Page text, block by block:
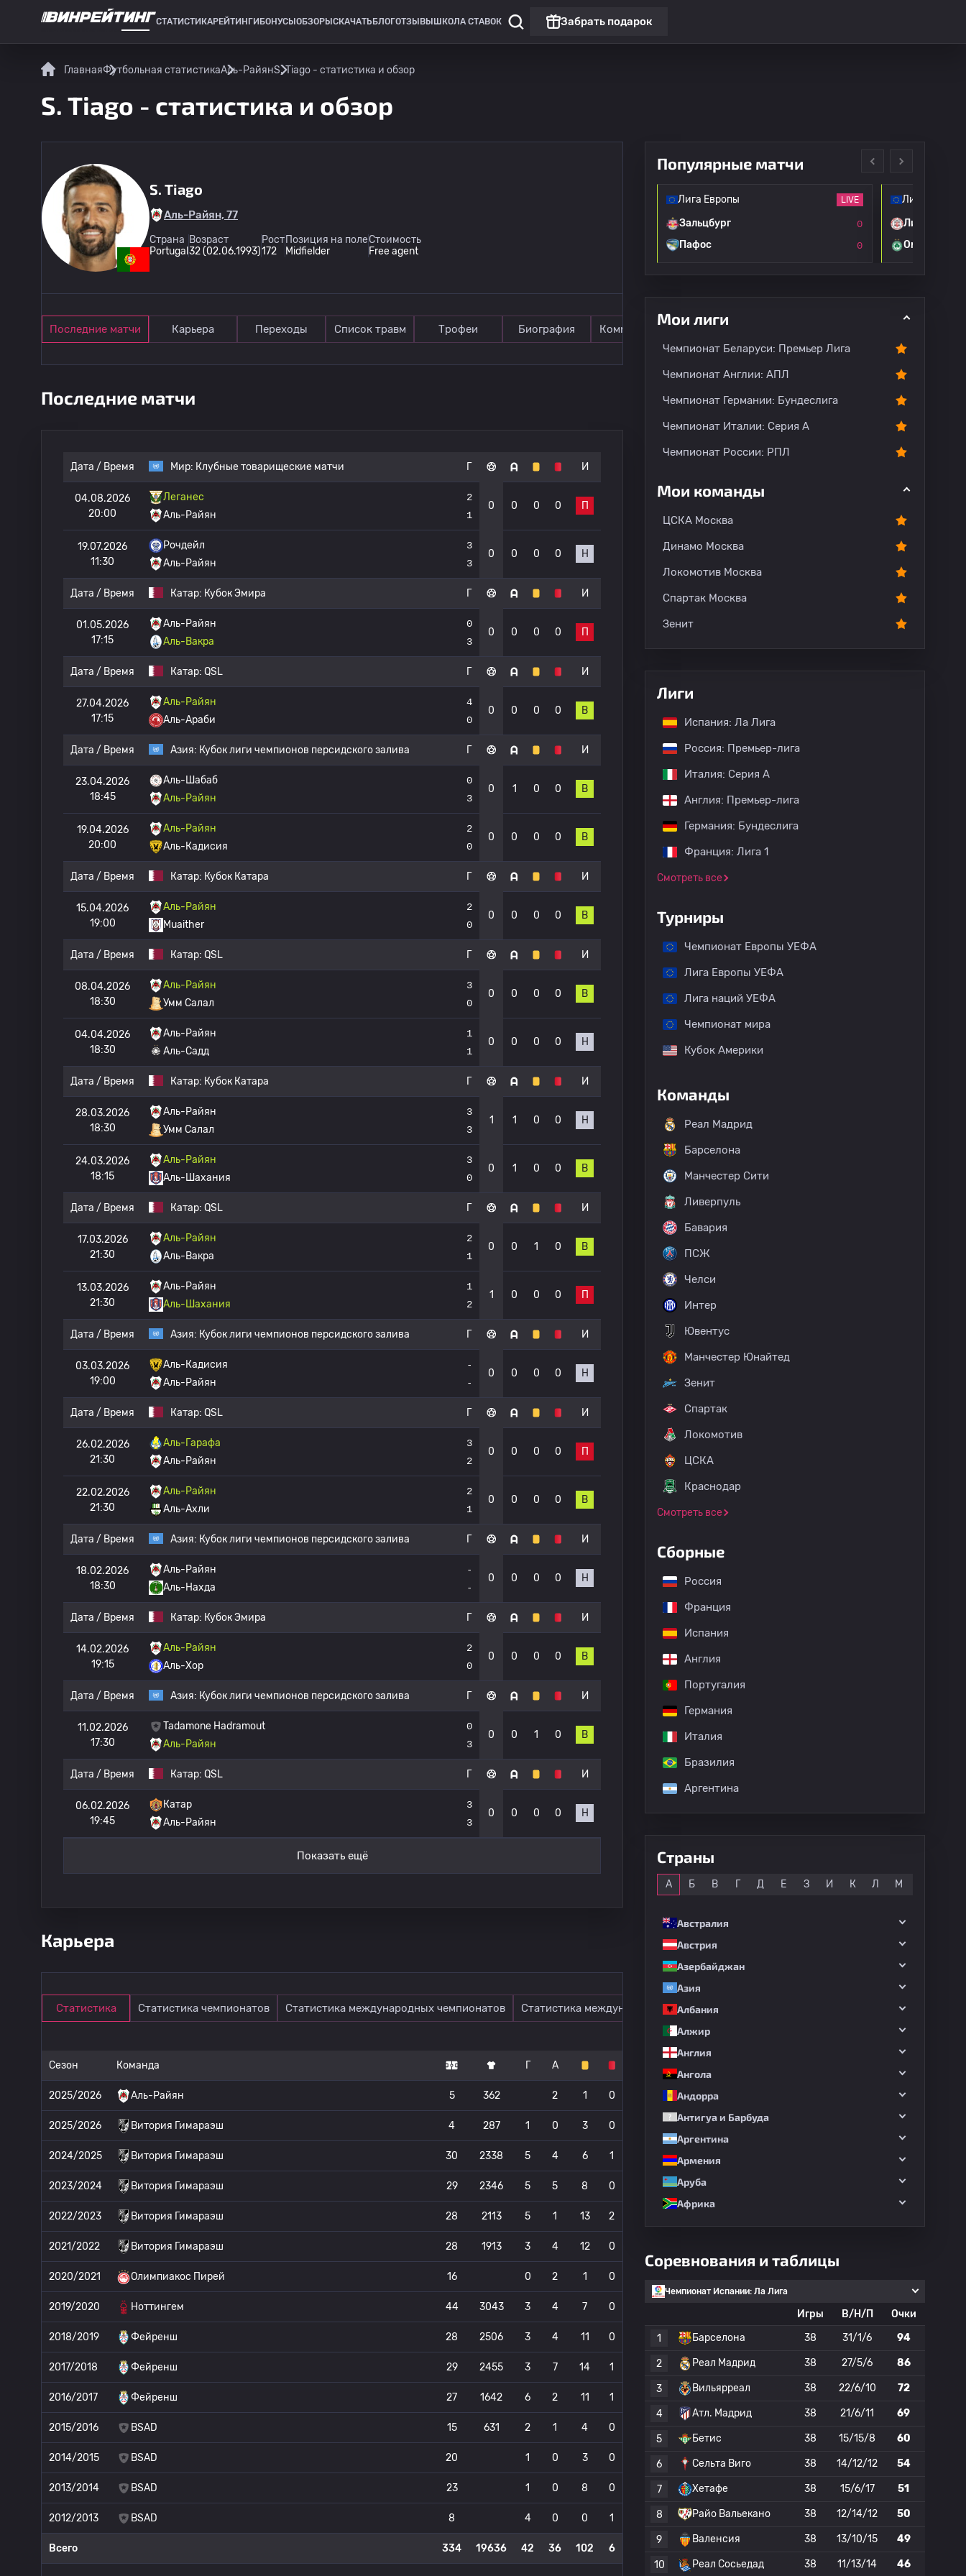
СТАТИСТИКАРЕЙТИНГИ БОНУСЫ ОБЗОРЫ СКАЧАТЬ БЛОГОТЗЫВЫ ШКОЛА СТАВОК Забрать подарок
ГлавнаяФутбольная статистикаАль-РайянS. Tiago - статистика и обзор
S. Tiago - статистика и обзор
S. Tiago
Аль-Райян, 77
Страна
Portugal
Возраст
32 (02.06.1993)
Рост
172
Позиция на поле
Midfielder
Стоимость
Free agent
Последние матчи Карьера Переходы Список травм Трофеи Биография Комментарии
Последние матчи
Дата / Время Мир: Клубные товарищеские матчи Г И
04.08.2026
20:00
Леганес
Аль-Райян
2
1
0 0 0 0 П
19.07.2026
11:30
Рочдейл
Аль-Райян
3
3
0 0 0 0 Н
Дата / Время Катар: Кубок Эмира Г И
01.05.2026
17:15
Аль-Райян
Аль-Вакра
0
3
0 0 0 0 П
Дата / Время Катар: QSL Г И
27.04.2026
17:15
Аль-Райян
Аль-Араби
4
0
0 0 0 0 В
Дата / Время Азия: Кубок лиги чемпионов персидского залива Г И
23.04.2026
18:45
Аль-Шабаб
Аль-Райян
0
3
0 1 0 0 В
19.04.2026
20:00
Аль-Райян
Аль-Кадисия
2
0
0 0 0 0 В
Дата / Время Катар: Кубок Катара Г И
15.04.2026
19:00
Аль-Райян
Muaither
2
0
0 0 0 0 В
Дата / Время Катар: QSL Г И
08.04.2026
18:30
Аль-Райян
Умм Салал
3
0
0 0 0 0 В
04.04.2026
18:30
Аль-Райян
Аль-Садд
1
1
0 0 0 0 Н
Дата / Время Катар: Кубок Катара Г И
28.03.2026
18:30
Аль-Райян
Умм Салал
3
3
1 1 0 0 Н
24.03.2026
18:15
Аль-Райян
Аль-Шахания
3
0
0 1 0 0 В
Дата / Время Катар: QSL Г И
17.03.2026
21:30
Аль-Райян
Аль-Вакра
2
1
0 0 1 0 В
13.03.2026
21:30
Аль-Райян
Аль-Шахания
1
2
1 0 0 0 П
Дата / Время Азия: Кубок лиги чемпионов персидского залива Г И
03.03.2026
19:00
Аль-Кадисия
Аль-Райян
-
-
0 0 0 0 Н
Дата / Время Катар: QSL Г И
26.02.2026
21:30
Аль-Гарафа
Аль-Райян
3
2
0 0 0 0 П
22.02.2026
21:30
Аль-Райян
Аль-Ахли
2
1
0 0 0 0 В
Дата / Время Азия: Кубок лиги чемпионов персидского залива Г И
18.02.2026
18:30
Аль-Райян
Аль-Нахда
-
-
0 0 0 0 Н
Дата / Время Катар: Кубок Эмира Г И
14.02.2026
19:15
Аль-Райян
Аль-Хор
2
0
0 0 0 0 В
Дата / Время Азия: Кубок лиги чемпионов персидского залива Г И
11.02.2026
17:30
Tadamone Hadramout
Аль-Райян
0
3
0 0 1 0 В
Дата / Время Катар: QSL Г И
06.02.2026
19:45
Катар
Аль-Райян
3
3
0 0 0 0 Н
Показать ещё
Карьера
Статистика Статистика чемпионатов Статистика международных чемпионатов Статистика международных матчей
Сезон Команда Г А
2025/2026 Аль-Райян 5 362 2 1 0
2025/2026 Витория Гимараэш 4 287 1 0 3 0
2024/2025 Витория Гимараэш 30 2338 5 4 6 1
2023/2024 Витория Гимараэш 29 2346 5 5 8 0
2022/2023 Витория Гимараэш 28 2113 5 1 13 2
2021/2022 Витория Гимараэш 28 1913 3 4 12 0
2020/2021 Олимпиакос Пирей 16 0 2 1 0
2019/2020 Ноттингем 44 3043 3 4 7 0
2018/2019 Фейренш 28 2506 3 4 11 0
2017/2018 Фейренш 29 2455 3 7 14 1
2016/2017 Фейренш 27 1642 6 2 11 1
2015/2016 BSAD 15 631 2 1 4 0
2014/2015 BSAD 20 1 0 3 0
2013/2014 BSAD 23 1 0 8 0
2012/2013 BSAD 8 4 0 0 1
Всего 334 19636 42 36 102 6
Популярные матчи
Лига Европы LIVE
Зальцбург 0
Пафос 0
Лига Европы
Линкольн
Омония
Мои лиги
Чемпионат Беларуси: Премьер Лига
Чемпионат Англии: АПЛ
Чемпионат Германии: Бундеслига
Чемпионат Италии: Серия А
Чемпионат России: РПЛ
Мои команды
ЦСКА Москва
Динамо Москва
Локомотив Москва
Спартак Москва
Зенит
Лиги
Испания: Ла Лига
Россия: Премьер-лига
Италия: Серия А
Англия: Премьер-лига
Германия: Бундеслига
Франция: Лига 1
Смотреть все
Турниры
Чемпионат Европы УЕФА
Лига Европы УЕФА
Лига наций УЕФА
Чемпионат мира
Кубок Америки
Команды
Реал Мадрид
Барселона
Манчестер Сити
Ливерпуль
Бавария
ПСЖ
Челси
Интер
Ювентус
Манчестер Юнайтед
Зенит
Спартак
Локомотив
ЦСКА
Краснодар
Смотреть все
Сборные
Россия
Франция
Испания
Англия
Португалия
Германия
Италия
Бразилия
Аргентина
Страны
А Б В Г Д Е З И К Л М
Австралия
Австрия
Азербайджан
Азия
Албания
Алжир
Англия
Ангола
Андорра
Антигуа и Барбуда
Аргентина
Армения
Аруба
Африка
Соревнования и таблицы
Чемпионат Испании: Ла Лига
Игры В/Н/П
Очки
1
Барселона 38 31/1/6 94
2 Реал Мадрид 38 27/5/6 86
3 Вильярреал 38 22/6/10 72
4 Атл. Мадрид 38 21/6/11 69
5 Бетис 38 15/15/8 60
6 Сельта Виго 38 14/12/12 54
7 Хетафе 38 15/6/17 51
8 Райо Вальекано 38 12/14/12 50
9 Валенсия 38 13/10/15 49
10 Реал Сосьедад 38 11/13/14 46